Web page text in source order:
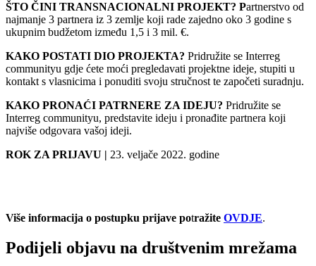
ŠTO ČINI TRANSNACIONALNI PROJEKT? Partnerstvo od
najmanje 3 partnera iz 3 zemlje koji rade zajedno oko 3 godine s
ukupnim budžetom između 1,5 i 3 mil. €.
KAKO POSTATI DIO PROJEKTA? Pridružite se Interreg
communityu gdje ćete moći pregledavati projektne ideje, stupiti u
kontakt s vlasnicima i ponuditi svoju stručnost te započeti suradnju.
KAKO PRONAĆI PATRNERE ZA IDEJU? Pridružite se
Interreg communityu, predstavite ideju i pronađite partnera koji
najviše odgovara vašoj ideji.
ROK ZA PRIJAVU | 23. veljače 2022. godine
Više informacija o postupku prijave potražite OVDJE.
Podijeli objavu na društvenim mrežama